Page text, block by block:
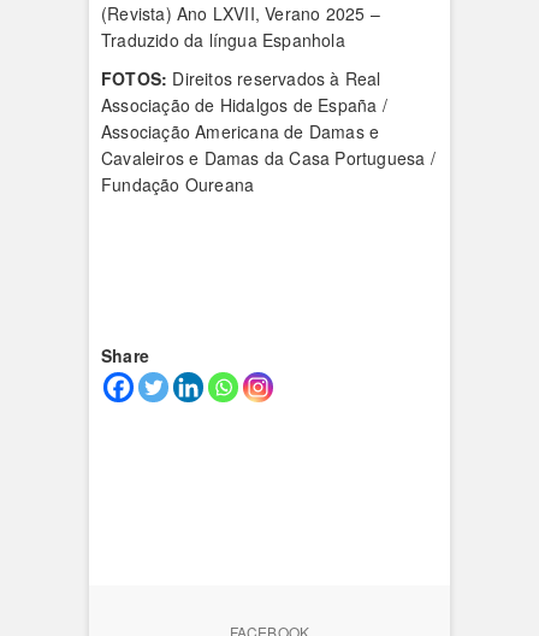
(Revista) Ano LXVII, Verano 2025 –
Traduzido da língua Espanhola
FOTOS: Direitos reservados à Real
Associação de Hidalgos de España /
Associação Americana de Damas e
Cavaleiros e Damas da Casa Portuguesa /
Fundação Oureana
Share
FACEBOOK